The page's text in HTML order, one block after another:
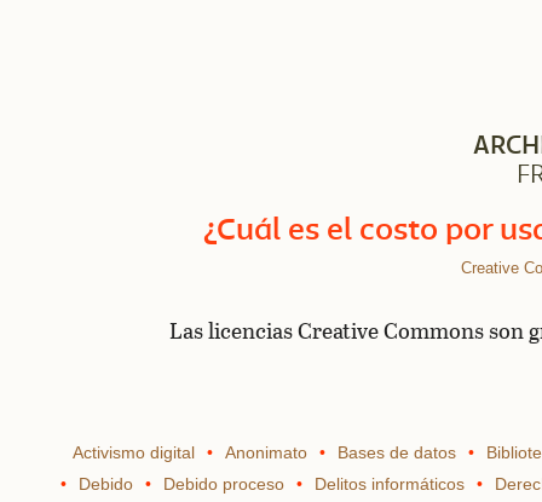
¿Cuál es el costo por
Creative
Las licencias Creative Commons son
Activismo digital Anonimato Bases de datos
Debido
Debido proceso Delitos informáticos